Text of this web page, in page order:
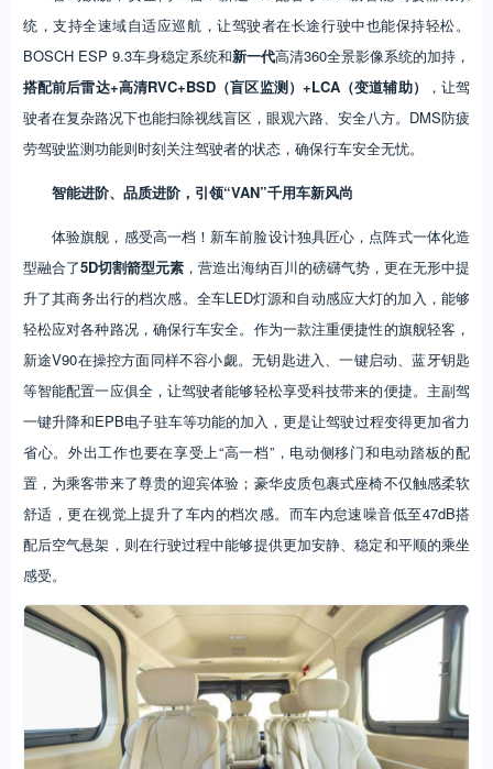
统，支持全速域自适应巡航，让驾驶者在长途行驶中也能保持轻松。
BOSCH ESP 9.3车身稳定系统和新一代高清360全景影像系统的加持，
搭配前后雷达+高清RVC+BSD（盲区监测）+LCA（变道辅助）
，让驾
驶者在复杂路况下也能扫除视线盲区，眼观六路、安全八方。DMS防疲
劳驾驶监测功能则时刻关注驾驶者的状态，确保行车安全无忧。
智能进阶、品质进阶，引领“VAN”千用车新风尚
体验旗舰，感受高一档！新车前脸设计独具匠心，点阵式一体化造
型融合了5D切割箭型元素 ，营造出海纳百川的磅礴气势，更在无形中提
升了其商务出行的档次感。全车LED灯源和自动感应大灯的加入，能够
轻松应对各种路况，确保行车安全。作为一款注重便捷性的旗舰轻客，
新途V90在操控方面同样不容小觑。无钥匙进入、一键启动、蓝牙钥匙
等智能配置一应俱全，让驾驶者能够轻松享受科技带来的便捷。主副驾
一键升降和EPB电子驻车等功能的加入，更是让驾驶过程变得更加省力
省心。外出工作也要在享受上“高一档”，电动侧移门和电动踏板的配
置，为乘客带来了尊贵的迎宾体验；豪华皮质包裹式座椅不仅触感柔软
舒适，更在视觉上提升了车内的档次感。而车内怠速噪音低至47dB搭
配后空气悬架，则在行驶过程中能够提供更加安静、稳定和平顺的乘坐
感受。